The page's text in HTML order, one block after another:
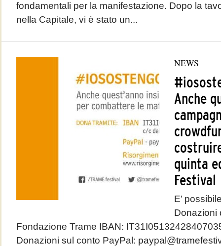
fondamentali per la manifestazione. Dopo la
nella Capitale, vi è stato un...
NEWS
Anche
quinta
Festival
E’
Donazioni
Fondazione Trame IBAN:
Donazioni sul conto PayPal: